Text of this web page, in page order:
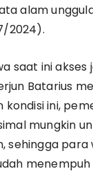
alam
2024).
saat ini akses
Batarius
kondisi ini,
mungkin
sehingga para